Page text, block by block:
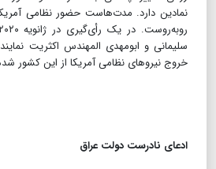
نمادین دارد. مدت‌هاست حضور نظامی
سلیمانی و ابومهدی المهندس اکثریت
خروج نیروهای نظامی آمریکا از این کشور
ادعای نادرست دولت عراق